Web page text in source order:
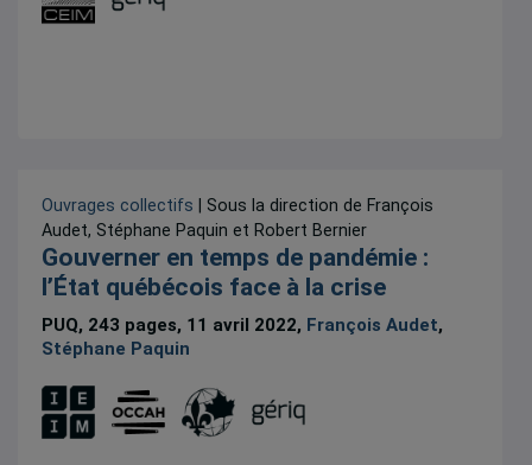
Ouvrages collectifs | Sous la direction de François
Audet, Stéphane Paquin et Robert Bernier
Gouverner en temps de pandémie :
l’État québécois face à la crise
PUQ, 243 pages, 11 avril 2022, François Audet,
Stéphane Paquin